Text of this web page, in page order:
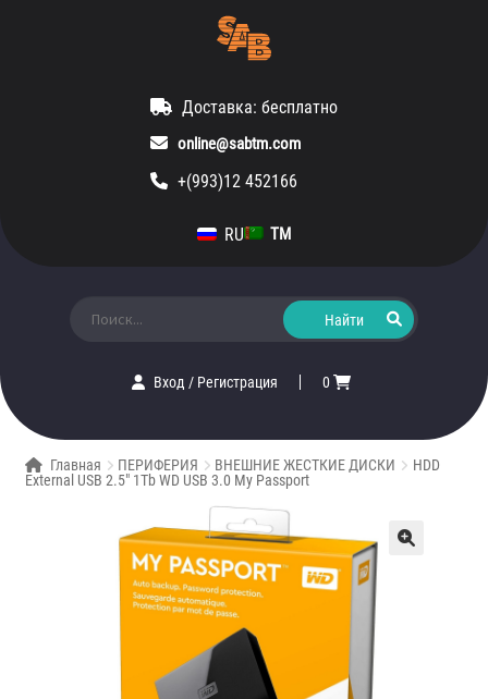
Доставка: бесплатно
online@sabtm.com
+(993)12 452166
RU TM
Вход/ Регистрация 0
Главная ПЕРИФЕРИЯ ВНЕШНИЕ ЖЕСТКИЕ ДИСКИ
HDD
External USB 2.5″ 1Tb WD USB 3.0 My Passport